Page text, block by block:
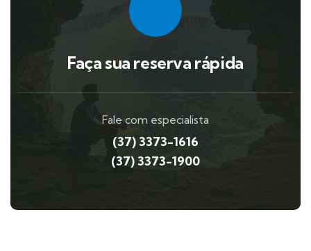
Faça sua reserva rápida
Fale com especialista
(37) 3373-1616
(37) 3373-1900